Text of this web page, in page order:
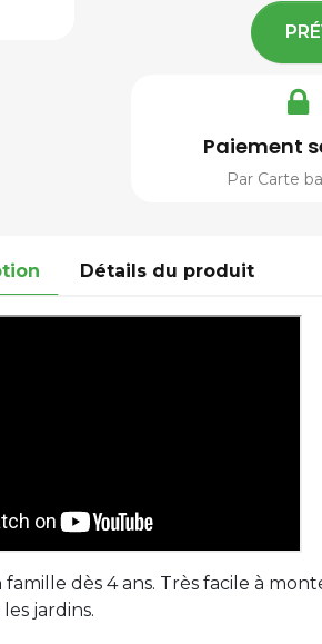
Paiement
Par Carte
Détails du produit
dès 4 ans. Très facile à
jardins.